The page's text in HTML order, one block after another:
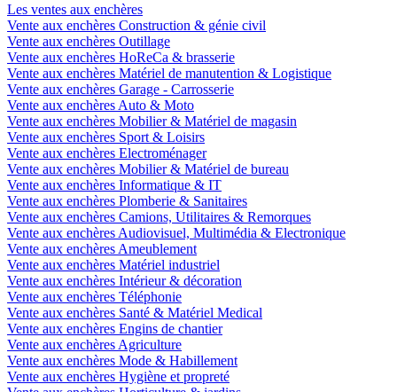
Les ventes aux enchères
Vente aux enchères Construction & génie civil
Vente aux enchères Outillage
Vente aux enchères HoReCa & brasserie
Vente aux enchères Matériel de manutention & Logistique
Vente aux enchères Garage - Carrosserie
Vente aux enchères Auto & Moto
Vente aux enchères Mobilier & Matériel de magasin
Vente aux enchères Sport & Loisirs
Vente aux enchères Electroménager
Vente aux enchères Mobilier & Matériel de bureau
Vente aux enchères Informatique & IT
Vente aux enchères Plomberie & Sanitaires
Vente aux enchères Camions, Utilitaires & Remorques
Vente aux enchères Audiovisuel, Multimédia & Electronique
Vente aux enchères Ameublement
Vente aux enchères Matériel industriel
Vente aux enchères Intérieur & décoration
Vente aux enchères Téléphonie
Vente aux enchères Santé & Matériel Medical
Vente aux enchères Engins de chantier
Vente aux enchères Agriculture
Vente aux enchères Mode & Habillement
Vente aux enchères Hygiène et propreté